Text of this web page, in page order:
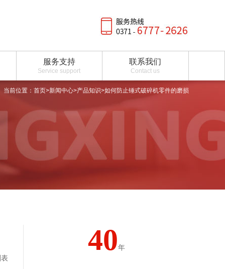
服务支持
Service support
联系我们
Contact us
当前位置： 首页>新闻中心>产品知识>如何防止锤式破碎机零件的磨损
40年